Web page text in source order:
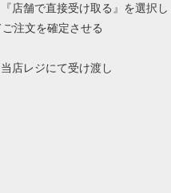
店舗で直接受け取る』を選択し
ご注文を確定させる
店レジにて受け渡し